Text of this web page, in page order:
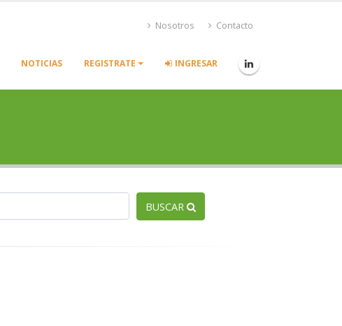
Nosotros Contacto
NOTICIAS REGISTRATE INGRESAR
BUSCAR